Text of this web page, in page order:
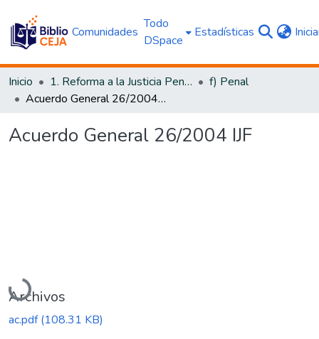
Comunidades
Todo
DSpace
Estadísticas
Inicio 1. Reforma a la Justicia Penal
f) Penal
Acuerdo General 26/2004 IJF
Acuerdo General 26/2004 IJF
Cargando...
Archivos
ac.pdf(108.31 KB)